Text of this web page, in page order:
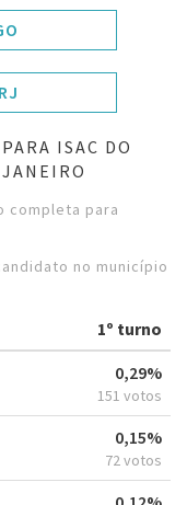
ISAC DO
completa para
no município
1º turno
0,29%
151 votos
0,15%
72 votos